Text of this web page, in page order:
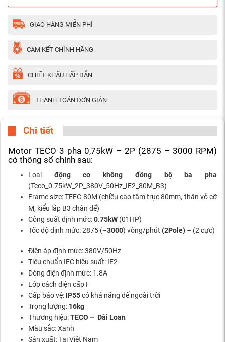
GIAO HÀNG MIỄN PHÍ
CAM KẾT CHÍNH HÃNG
CHIẾT KHẤU HẤP DẪN
THANH TOÁN ĐƠN GIẢN
Chi tiết
Motor TECO 3 pha 0,75kW – 2P (2875 – 3000 RPM)
có thông số chính sau:
Loại động cơ không đồng bộ ba pha
(Teco_0.75kW_2P_380V_50Hz_IE2_80M_B3)
Frame size: TEFC 80M (chiều cao tâm trục 80mm, thân vỏ cỡ
M, kiểu lắp B3 chân đế)
Công suất định mức:0.75kW (01HP)
Tốc độ định mức: 2875 (~3000) vòng/phút (2Pole) – (2 cực)
Điện áp định mức: 380V/50Hz
Tiêu chuẩn IEC hiệu suất: IE2
Dòng điện định mức: 1.8A
Lớp cách điện cấp F
Cấp bảo vệ: IP55có khả năng để ngoài trời
Trọng lượng: 16kg
Thương hiệu:TECO – Đài Loan
Màu sắc: Xanh
Sản xuất: Tại Việt Nam